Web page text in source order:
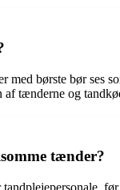
børste bør ses
tænderne og
tænder?